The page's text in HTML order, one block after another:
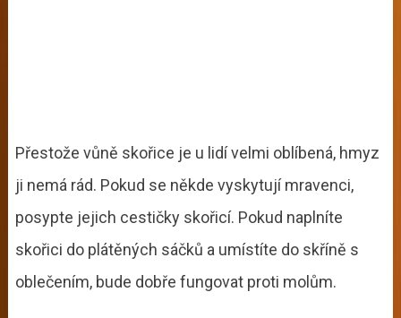
Přestože vůně skořice je u lidí velmi oblíbená, hmyz
ji nemá rád. Pokud se někde vyskytují mravenci,
posypte jejich cestičky skořicí. Pokud naplníte
skořici do plátěných sáčků a umístíte do skříně s
oblečením, bude dobře fungovat proti molům.